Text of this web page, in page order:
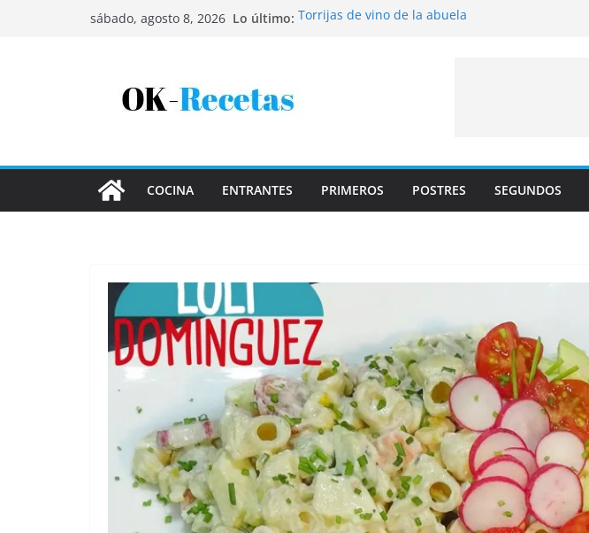
sábado, agosto 8, 2026 Lo último: Torrijas de vino de la abuela
COCINA ENTRANTES PRIMEROS POSTRES SEGUNDOS